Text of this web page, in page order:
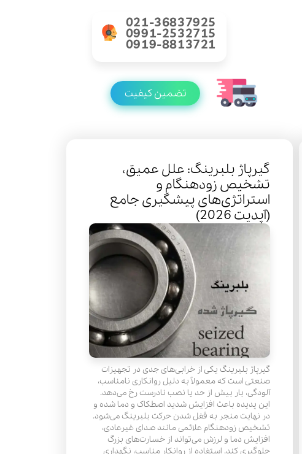
021-36837925
0991-2532715
0919-8813721
تضمین کیفیت
گیرپاژ بلبرینگ: علل عمیق،
تشخیص زودهنگام و
استراتژی‌های پیشگیری جامع
(آپدیت 2026)
گیرپاژ بلبرینگ یکی از خرابی‌های جدی در تجهیزات
صنعتی است که معمولاً به دلیل روانکاری نامناسب،
آلودگی، بار بیش از حد یا نصب نادرست رخ می‌دهد.
این پدیده باعث افزایش شدید اصطکاک و دما شده و
در نهایت منجر به قفل شدن حرکت بلبرینگ می‌شود.
تشخیص زودهنگام علائمی مانند صدای غیرعادی،
افزایش دما و لرزش می‌تواند از خسارت‌های بزرگ
جلوگیری کند. استفاده از روانکار مناسب، نگهداری